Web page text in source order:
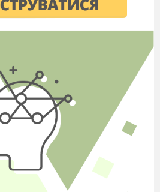
перевантаження
триборства:
всі перед нами –
підтягнуті,
, але вони не здаються!
сміливим,
які приймають участь
Вони завжди у